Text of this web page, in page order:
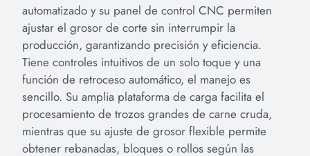
automatizado y su panel de control CNC permiten
ajustar el grosor de corte sin interrumpir la
producción, garantizando precisión y eficiencia.
Tiene controles intuitivos de un solo toque y una
función de retroceso automático, el manejo es
sencillo. Su amplia plataforma de carga facilita el
procesamiento de trozos grandes de carne cruda,
mientras que su ajuste de grosor flexible permite
obtener rebanadas, bloques o rollos según las